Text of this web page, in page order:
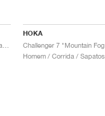
HOKA
Homem / Corrida / Sapatos